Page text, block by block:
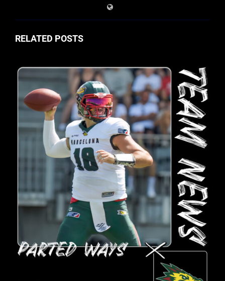
RELATED POSTS